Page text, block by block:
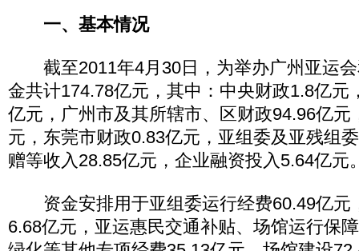
一、基本情况
截至2011年4月30日，为举办广州亚运会
金共计174.78亿元，其中：中央财政1.8亿元
亿元，广州市及其所辖市、区财政94.96亿元
元，东莞市财政0.83亿元，亚组委及亚残组
赠等收入28.85亿元，企业融资投入5.64亿元
资金安排用于亚组委运行经费60.49亿元
6.68亿元，亚运惠民交通补贴、场馆运行保